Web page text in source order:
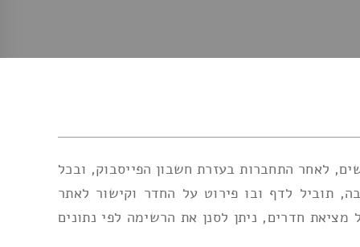
לאחר התחברות בעזרת חשבון הפייסבוק, ובכל
תוביל לדף ובו פירוט על החדר וקישור לאתר
חדרים, ניתן לסנן את הרשימה לפי נתונים